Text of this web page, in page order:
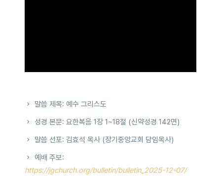
말씀 제목: 예수 그리스도
성경 본문: 요한복음 1장 1~18절 (신약성경 142면)
말씀 선포: 김효석 목사 (장기중앙교회 담임목사)
예배 주보:
https://jgchurch.org/bulletin/bulletin_2025-12-07/